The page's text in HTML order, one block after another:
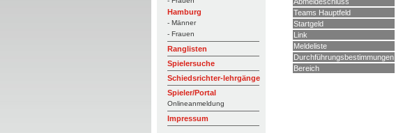
Hamburg
- Männer
- Frauen
Ranglisten
Spielersuche
Schiedsrichter-lehrgänge
Spieler/Portal
Onlineanmeldung
Impressum
Teams Hauptfeld
Startgeld
Link
Meldeliste
Durchführungsbestimmungen
Bereich